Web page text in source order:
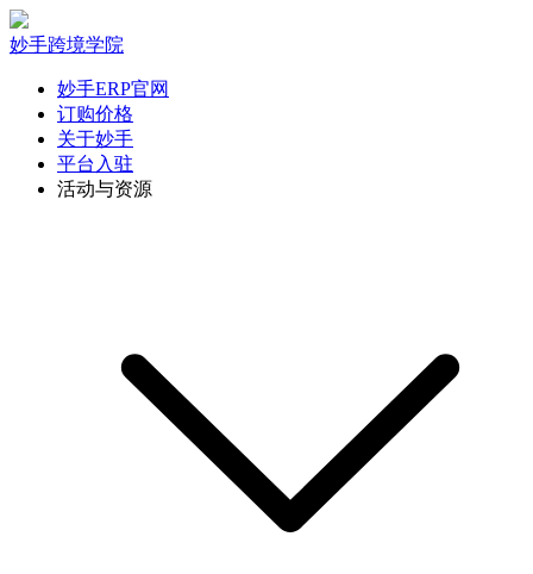
妙手跨境学院
妙手ERP官网
订购价格
关于妙手
平台入驻
活动与资源